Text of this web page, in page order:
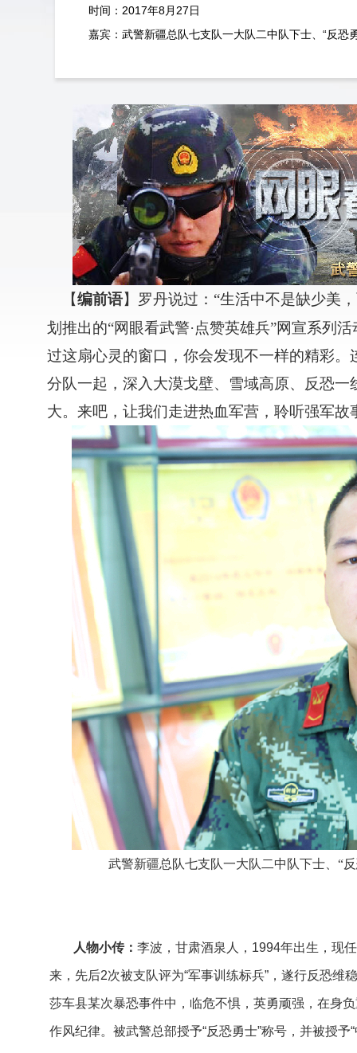
时间：2017年8月27日
嘉宾：武警新疆总队七支队一大队二中队下士、“反恐
【编前语】罗丹说过：“生活中不是缺少美
划推出的“网眼看武警·点赞英雄兵”网宣系列
过这扇心灵的窗口，你会发现不一样的精彩
分队一起，深入大漠戈壁、雪域高原、反恐
大。来吧，让我们走进热血军营，聆听强军故
武警新疆总队七支队一大队二中队下士、“
人物小传： 李波，甘肃酒泉人，1994年出生，现
来，先后2次被支队评为“军事训练标兵”，遂行反恐
莎车县某次暴恐事件中，临危不惧，英勇顽强，在身
作风纪律。被武警总部授予“反恐勇士”称号，并被授予